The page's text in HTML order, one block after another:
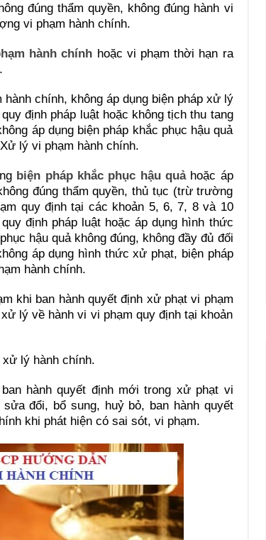
đúng thẩm quyền, không đúng hành vi
vi phạm hành chính.
hành chính hoặc vi phạm thời hạn ra
chính, không áp dụng biện pháp xử lý
định pháp luật hoặc không tịch thu tang
áp dụng biện pháp khắc phục hậu quả
lý vi phạm hành chính.
biện pháp khắc phục hậu quả hoặc áp
đúng thẩm quyền, thủ tục (trừ trường
quy định tại các khoản 5, 6, 7, 8 và 10
định pháp luật hoặc áp dụng hình thức
hậu quả không đúng, không đầy đủ đối
áp dụng hình thức xử phạt, biện pháp
hành chính.
khi ban hành quyết định xử phạt vi phạm
lý về hành vi vi phạm quy định tại khoản
xử lý hành chính.
hành quyết định mới trong xử phạt vi
đổi, bổ sung, huỷ bỏ, ban hành quyết
khi phát hiện có sai sót, vi phạm.